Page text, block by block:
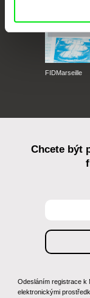
FIDMarseille
Chcete být
Odesláním registrace k
elektronickými